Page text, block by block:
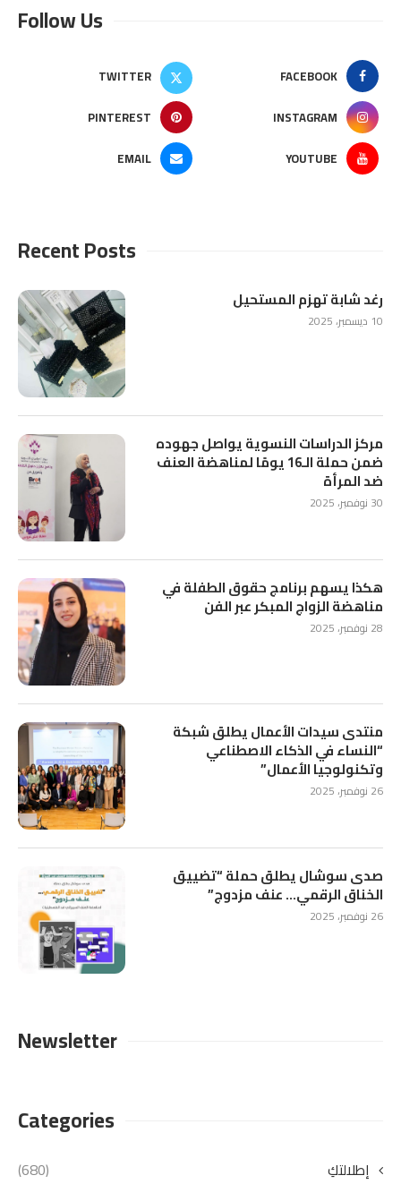
Follow Us
FACEBOOK
TWITTER
INSTAGRAM
PINTEREST
YOUTUBE
EMAIL
Recent Posts
رغد شابة تهزم المستحيل
10 ديسمبر، 2025
مركز الدراسات النسوية يواصل جهوده
ضمن حملة الـ16 يومًا لمناهضة العنف
ضد المرأة
30 نوفمبر، 2025
هكذا يسهم برنامج حقوق الطفلة في
مناهضة الزواج المبكر عبر الفن
28 نوفمبر، 2025
منتدى سيدات الأعمال يطلق شبكة
“النساء في الذكاء الاصطناعي
وتكنولوجيا الأعمال”
26 نوفمبر، 2025
صدى سوشال يطلق حملة “تضييق
الخناق الرقمي… عنف مزدوج”
26 نوفمبر، 2025
Newsletter
Categories
إطلالتكِ
(680)